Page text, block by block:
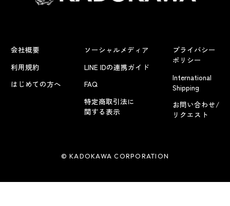
会社概要
利用規約
はじめての方へ
ソーシャルメディア
LINE IDの連携ガイド
FAQ
特定商取引法に
関する表示
プライバシー
ポリシー
International
Shipping
お問い合わせ/
リクエスト
© KADOKAWA CORPORATION